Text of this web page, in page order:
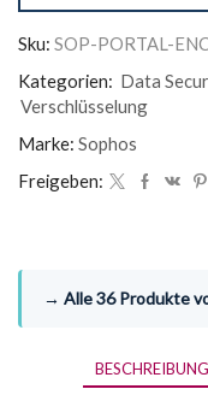
Sku: SOP-PORTAL-
Kategorien: Data
Verschlüsselung
Marke: Sophos
Freigeben:
→ Alle 36 Produkte
BESCHREIBUNG